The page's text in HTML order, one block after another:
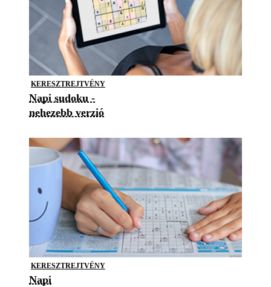
KERESZTREJTVÉNY
Napi sudoku -
nehezebb verzió
KERESZTREJTVÉNY
Napi